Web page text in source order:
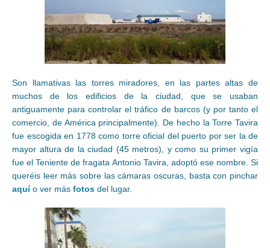
Son llamativas las torres miradores, en las partes altas de
muchos de los edificios de la ciudad, que se usaban
antiguamente para controlar el tráfico de barcos (y por tanto el
comercio, de América principalmente). De hecho la Torre Tavira
fue escogida en 1778 como torre oficial del puerto por ser la de
mayor altura de la ciudad (45 metros), y como su primer vigía
fue el Teniente de fragata Antonio Tavira, adoptó ese nombre. Si
queréis leer más sobre las cámaras oscuras, basta con pinchar
aquío ver más fotos del lugar.